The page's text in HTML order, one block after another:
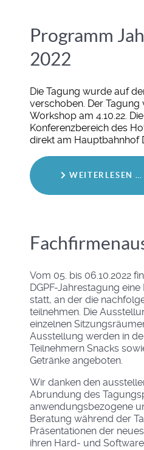
Programm
2022
Die Tagung wurde auf
verschoben. Der Tagung
Workshop am 4.10.22.
Konferenzbereich des
direkt am Hauptbahnhof
WEITERLESEN …
Vom 05. bis 06.10.2022
DGPF-Jahrestagung
statt, an der die
teilnehmen. Die
einzelnen
Ausstellung werden in
Teilnehmern Snacks
Getränke angeboten.
Wir danken den
Abrundung des
anwendungsbezogene
Beratung während der
Präsentationen der
ihren Hard- und